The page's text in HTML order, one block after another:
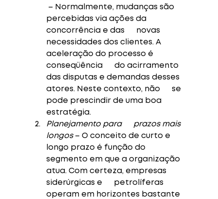
– Normalmente, mudanças são
percebidas via ações da
concorrência e das      novas
necessidades dos clientes. A
aceleração do processo é
conseqüência      do acirramento
das disputas e demandas desses
atores. Neste contexto, não      se
pode prescindir de uma boa
estratégia.
Planejamento para      prazos mais
longos – O conceito de curto e
longo prazo é função do
segmento em que a organização
atua. Com certeza, empresas
siderúrgicas e      petrolíferas
operam em horizontes bastante